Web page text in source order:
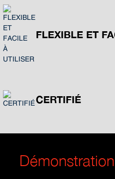
FLEXIBLE ET
CERTIFIÉ